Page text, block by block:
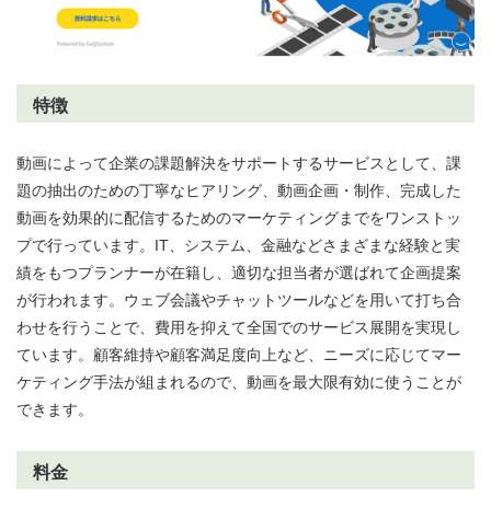
特徴
動画によって企業の課題解決をサポートするサービスとして、課
題の抽出のための丁寧なヒアリング、動画企画・制作、完成した
動画を効果的に配信するためのマーケティングまでをワンストッ
プで行っています。IT、システム、金融などさまざまな経験と実
績をもつプランナーが在籍し、適切な担当者が選ばれて企画提案
が行われます。ウェブ会議やチャットツールなどを用いて打ち合
わせを行うことで、費用を抑えて全国でのサービス展開を実現し
ています。顧客維持や顧客満足度向上など、ニーズに応じてマー
ケティング手法が組まれるので、動画を最大限有効に使うことが
できます。
料金